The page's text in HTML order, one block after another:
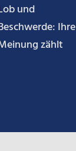
und
Ihre
zählt